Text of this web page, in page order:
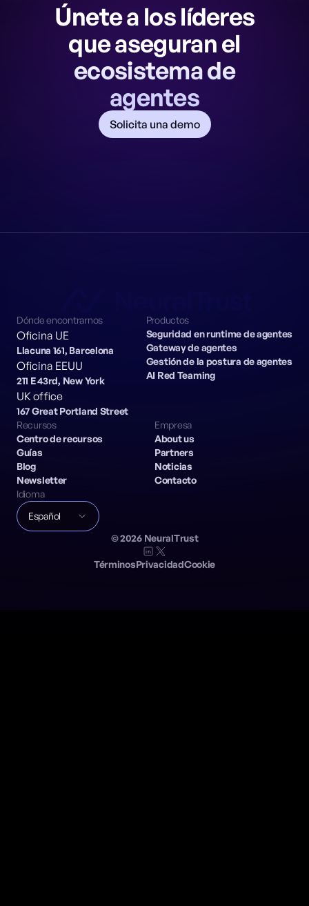
Únete a los líderes
que aseguran el
ecosistema de
agentes
Solicita una demo
Dónde encontrarnos
Oficina UE
Llacuna 161, Barcelona
Oficina EEUU
211 E 43rd, New York
UK office
167 Great Portland Street
Productos
Seguridad en runtime de agentes
Gateway de agentes
Gestión de la postura de agentes
AI Red Teaming
Recursos
Centro de recursos
Guías
Blog
Newsletter
Empresa
About us
Partners
Noticias
Contacto
Idioma
Español
©2026NeuralTrust
TérminosPrivacidadCookie